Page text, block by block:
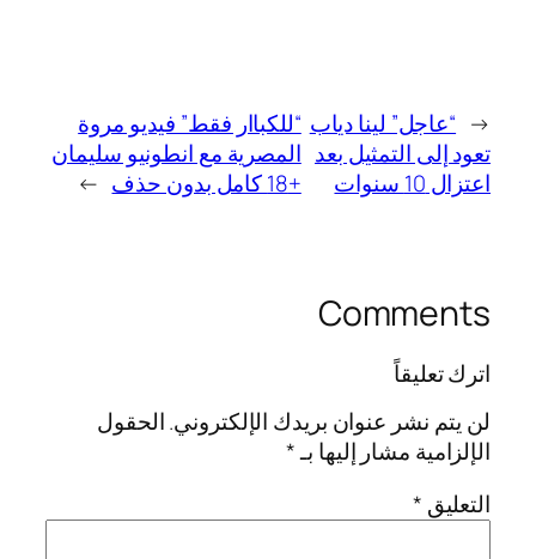
← “عاجل” لينا دياب
تعود إلى التمثيل بعد
اعتزال 10 سنوات
“للكباار فقط” فيديو مروة
المصرية مع انطونيو سليمان
+18 كامل بدون حذف
→
Comments
اترك تعليقاً
لن يتم نشر عنوان بريدك الإلكتروني.الحقول
الإلزامية مشار إليها بـ*
التعليق *